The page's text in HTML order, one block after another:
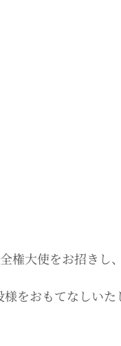
権大使をお招きし
をおもてなしいた